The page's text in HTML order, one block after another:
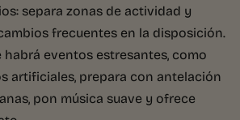
separa zonas de actividad y
frecuentes en la disposición.
habrá eventos estresantes, como
artificiales, prepara con antelación
pon música suave y ofrece